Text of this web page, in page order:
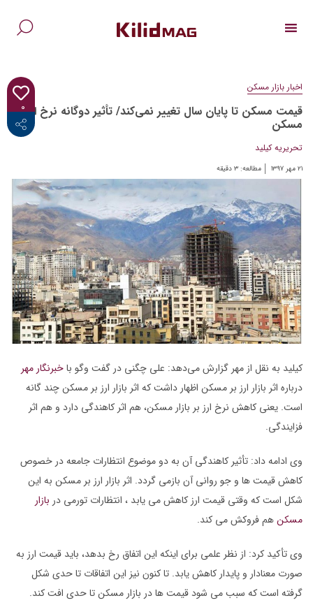
۰
<i class="fab fa-facebook-f"></i>
اخبار بازار مسکن
قیمت مسکن تا پایان سال تغییر نمی‌کند/ تأثیر دوگانه نرخ ارز بر
مسکن
تحریریه کیلید
۲۱ مهر ۱۳۹۷ مطالعه: ۳ دقیقه
کیلید به نقل از مهر گزارش می‌دهد: علی چگنی در گفت وگو باخبرنگار مهر
درباره اثر بازار ارز بر مسکن اظهار داشت که اثر بازار ارز بر مسکن چند گانه
است. یعنی کاهش نرخ ارز بر بازار مسکن، هم اثر کاهندگی دارد و هم اثر
فزایندگی.
وی ادامه داد: تأثیر کاهندگی آن به دو موضوع انتظارات جامعه در خصوص
کاهش قیمت ها و جو روانی آن بازمی گردد. اثر بازار ارز بر مسکن به این
شکل است که وقتی قیمت ارز کاهش می یابد ، انتظارات تورمی در بازار
مسکنهم فروکش می کند.
وی تأکید کرد: از نظر علمی برای اینکه این اتفاق رخ بدهد، باید قیمت ارز به
صورت معنادار و پایدار کاهش یابد. تا کنون نیز این اتفاقات تا حدی شکل
گرفته است که سبب می شود قیمت ها در بازار مسکن تا حدی افت کند.